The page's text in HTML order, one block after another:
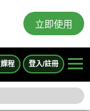
立即使用
程 登入/註冊